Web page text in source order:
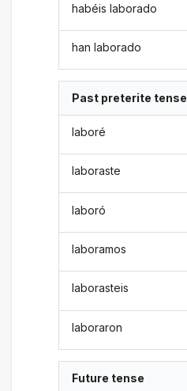
habéis laborado
han laborado
Past preterite tense
laboré
laboraste
laboró
laboramos
laborasteis
laboraron
Future tense